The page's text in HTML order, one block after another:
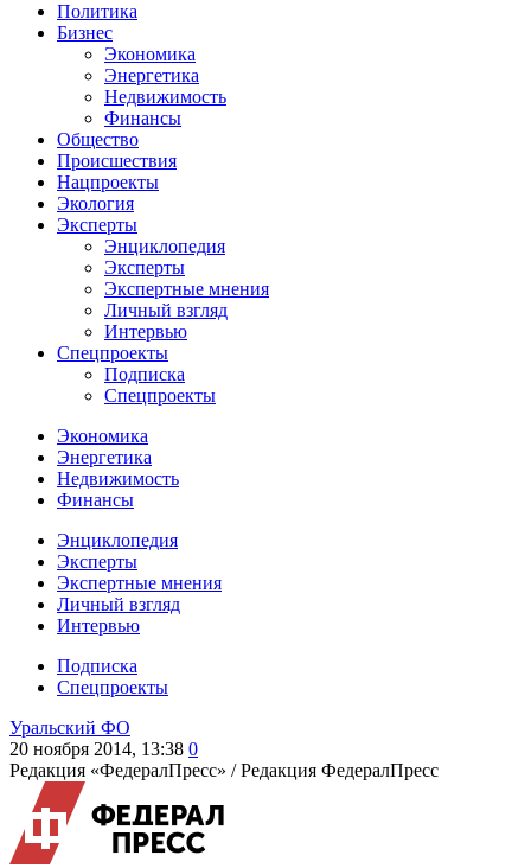
Политика
Бизнес
Экономика
Энергетика
Недвижимость
Финансы
Общество
Происшествия
Нацпроекты
Экология
Эксперты
Энциклопедия
Эксперты
Экспертные мнения
Личный взгляд
Интервью
Спецпроекты
Подписка
Спецпроекты
Экономика
Энергетика
Недвижимость
Финансы
Энциклопедия
Эксперты
Экспертные мнения
Личный взгляд
Интервью
Подписка
Спецпроекты
Уральский ФО
20 ноября 2014, 13:38 0
Редакция «ФедералПресс» /Редакция ФедералПресс